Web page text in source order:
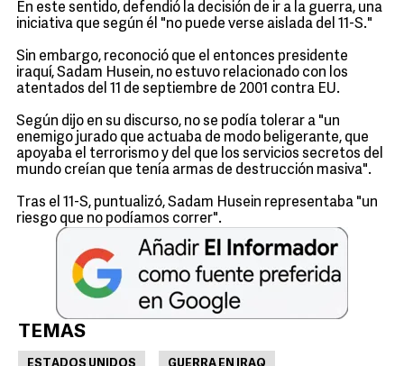
En este sentido, defendió la decisión de ir a la guerra, una
iniciativa que según él "no puede verse aislada del 11-S."
Sin embargo, reconoció que el entonces presidente
iraquí, Sadam Husein, no estuvo relacionado con los
atentados del 11 de septiembre de 2001 contra EU.
Según dijo en su discurso, no se podía tolerar a "un
enemigo jurado que actuaba de modo beligerante, que
apoyaba el terrorismo y del que los servicios secretos del
mundo creían que tenía armas de destrucción masiva".
Tras el 11-S, puntualizó, Sadam Husein representaba "un
riesgo que no podíamos correr".
TEMAS